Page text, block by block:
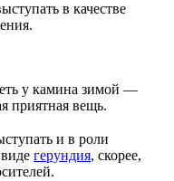
в качестве
у камина зимой —
приятная вещь.
и в роли
герундия, скорее,